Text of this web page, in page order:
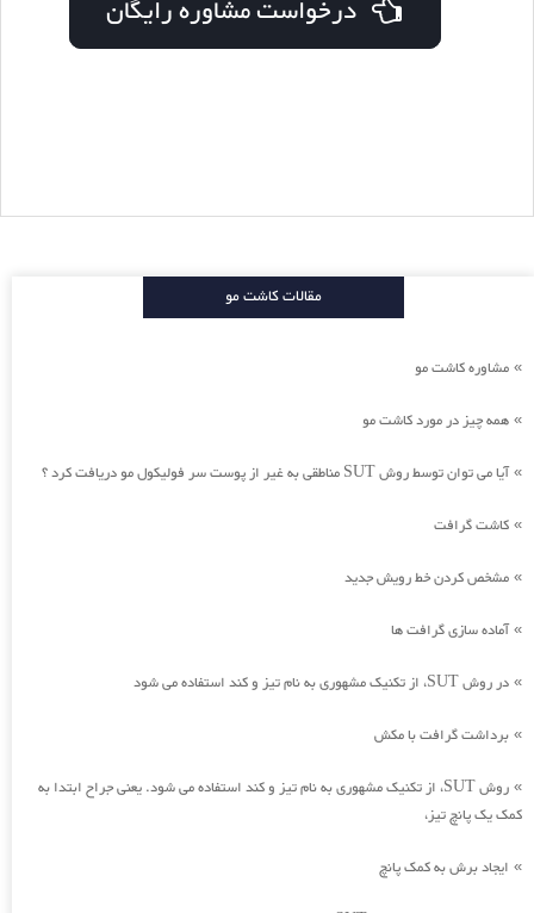
درخواست مشاوره رایگان
مقالات کاشت مو
» مشاوره کاشت مو
» همه چیز در مورد کاشت مو
»آیا می توان توسط روش SUT مناطقی به غیر از پوست سر فولیکول مو دریافت کرد ؟
» کاشت گرافت
» مشخص کردن خط رویش جدید
»آماده سازی گرافت ها
» در روش SUT، از تکنیک مشهوری به نام تیز و کند استفاده می شود
» برداشت گرافت با مکش
»
روش SUT، از تکنیک مشهوری به نام تیز و کند استفاده می شود. یعنی جراح ابتدا به
کمک یک پانچ تیز،
» ایجاد برش به کمک پانچ